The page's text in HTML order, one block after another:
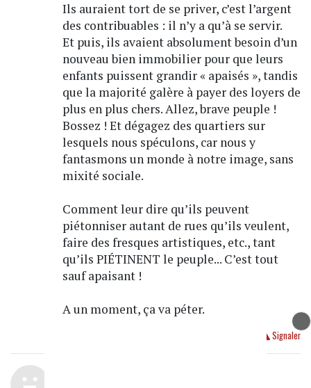
Ils auraient tort de se priver, c’est l’argent
des contribuables : il n’y a qu’à se servir.
Et puis, ils avaient absolument besoin d’un
nouveau bien immobilier pour que leurs
enfants puissent grandir « apaisés », tandis
que la majorité galère à payer des loyers de
plus en plus chers. Allez, brave peuple !
Bossez ! Et dégagez des quartiers sur
lesquels nous spéculons, car nous y
fantasmons un monde à notre image, sans
mixité sociale.
Comment leur dire qu’ils peuvent
piétonniser autant de rues qu’ils veulent,
faire des fresques artistiques, etc., tant
qu’ils PIÉTINENT le peuple... C’est tout
sauf apaisant !
A un moment, ça va péter.
Signaler